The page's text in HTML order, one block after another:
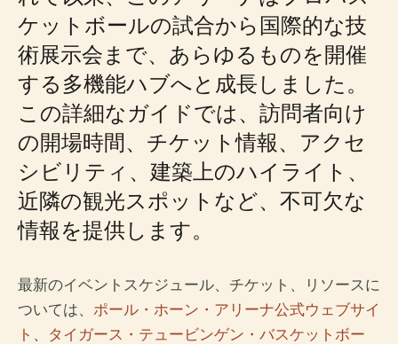
ケットボールの試合から国際的な技
術展示会まで、あらゆるものを開催
する多機能ハブへと成長しました。
この詳細なガイドでは、訪問者向け
の開場時間、チケット情報、アクセ
シビリティ、建築上のハイライト、
近隣の観光スポットなど、不可欠な
情報を提供します。
最新のイベントスケジュール、チケット、リソースに
ついては、 ポール・ホーン・アリーナ公式ウェブサイ
ト 、 タイガース・テュービンゲン・バスケットボー